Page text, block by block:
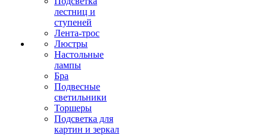
лестниц и
ступеней
Лента-трос
Люстры
Настольные
лампы
Бра
Подвесные
светильники
Торшеры
Подсветка для
картин и зеркал